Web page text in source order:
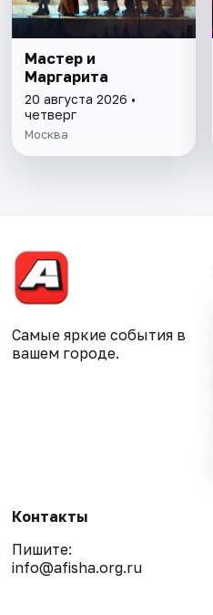
Мастер и
Маргарита
20 августа 2026 •
четверг
Москва
Самые яркие события в
вашем городе.
Контакты
Пишите:
info@afisha.org.ru